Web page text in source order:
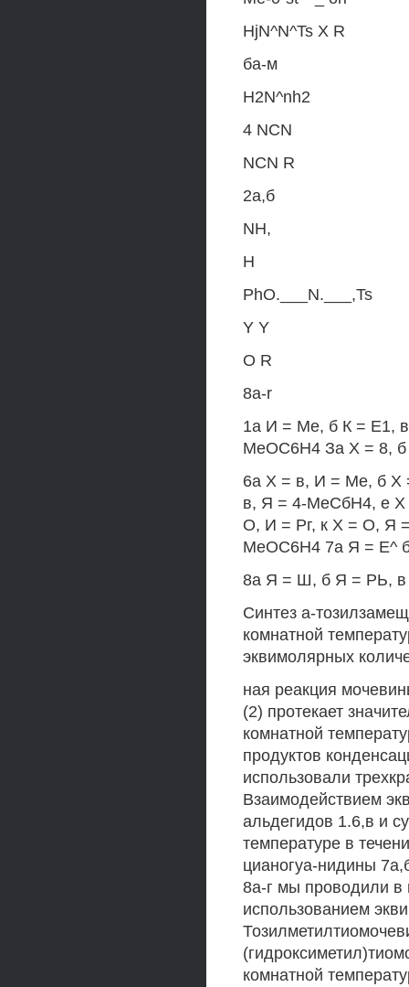
HjN^N^Ts X R
ба-м
H2N^nh2
4 NCN
NCN R
2a,б
NH,
H
PhO.___N.___,Ts
Y Y
O R
8a-r
1а И = Ме, б К = Е1,
МеОС6Н4 За X = 8,
6а X = в, И = Ме, б X
в, Я = 4-МеСбН4, е
О, И = Рг, к X = О, Я
МеОС6Н4 7а Я = Е^
8а Я = Ш, б Я = РЬ,
Синтез а-
комнатной
эквимолярных
ная реакция
(2) протекает
комнатной
продуктов
использовали
Взаимодействием
альдегидов 1.6,в и
температуре в
цианогуа-нидины
8а-г мы проводили в
использованием
комнатной